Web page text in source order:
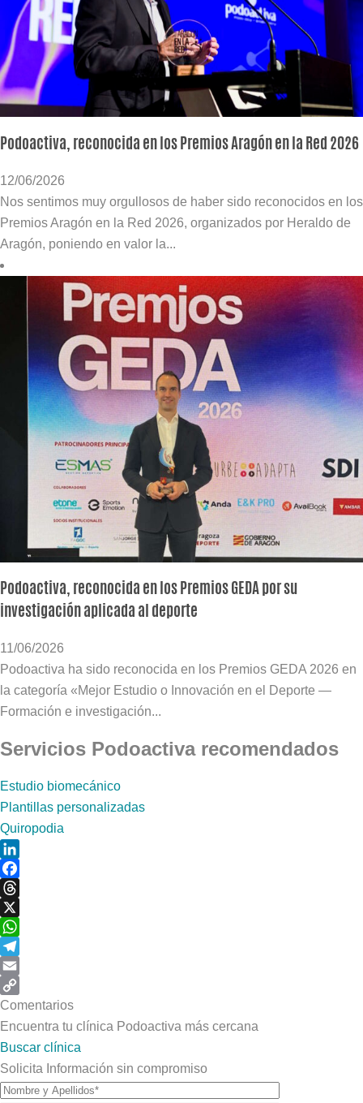
Podoactiva, reconocida en los Premios Aragón en la Red 2026
12/06/2026
Nos sentimos muy orgullosos de haber sido reconocidos en los
Premios Aragón en la Red 2026, organizados por Heraldo de
Aragón, poniendo en valor la...
Podoactiva, reconocida en los Premios GEDA por su
investigación aplicada al deporte
11/06/2026
Podoactiva ha sido reconocida en los Premios GEDA 2026 en
la categoría «Mejor Estudio o Innovación en el Deporte —
Formación e investigación...
Servicios Podoactiva recomendados
Estudio biomecánico
Plantillas personalizadas
Quiropodia
LinkedIn
Facebook
Threads
X
WhatsApp
Telegram
Email
Copy
Link
Comentarios
Encuentra tu clínica Podoactiva más cercana
Buscar clínica
Solicita Información sin compromiso